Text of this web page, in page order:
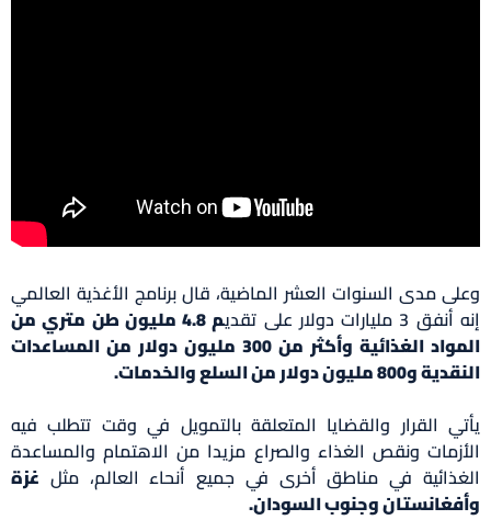
وعلى مدى السنوات العشر الماضية، قال برنامج الأغذية العالمي
إنه أنفق 3 مليارات دولار على تقدي
م 4.8 مليون طن متري من
المواد الغذائية وأكثر من 300 مليون دولار من المساعدات
النقدية و800 مليون دولار من السلع والخدمات.
يأتي القرار والقضايا المتعلقة بالتمويل في وقت تتطلب فيه
الأزمات ونقص الغذاء والصراع مزيدا من الاهتمام والمساعدة
الغذائية في مناطق أخرى في جميع أنحاء العالم، مثل غزة
وأفغانستان وجنوب السودان.